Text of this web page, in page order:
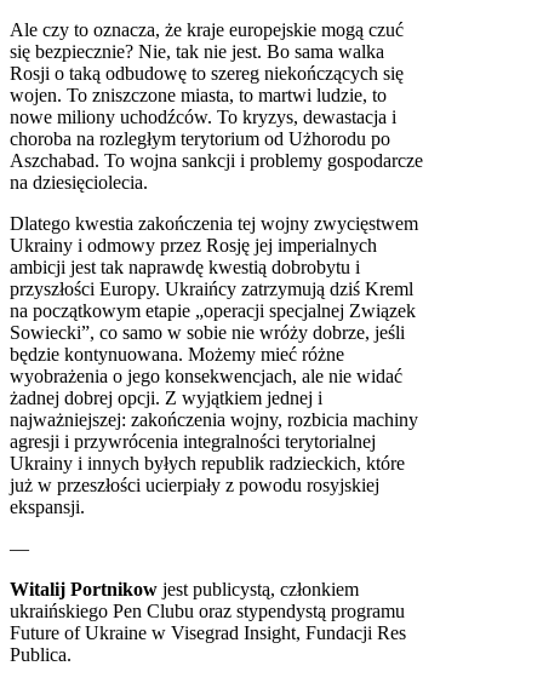
Ale czy to oznacza, że kraje europejskie mogą czuć
się bezpiecznie? Nie, tak nie jest. Bo sama walka
Rosji o taką odbudowę to szereg niekończących się
wojen. To zniszczone miasta, to martwi ludzie, to
nowe miliony uchodźców. To kryzys, dewastacja i
choroba na rozległym terytorium od Użhorodu po
Aszchabad. To wojna sankcji i problemy gospodarcze
na dziesięciolecia.
Dlatego kwestia zakończenia tej wojny zwycięstwem
Ukrainy i odmowy przez Rosję jej imperialnych
ambicji jest tak naprawdę kwestią dobrobytu i
przyszłości Europy. Ukraińcy zatrzymują dziś Kreml
na początkowym etapie „operacji specjalnej Związek
Sowiecki”, co samo w sobie nie wróży dobrze, jeśli
będzie kontynuowana. Możemy mieć różne
wyobrażenia o jego konsekwencjach, ale nie widać
żadnej dobrej opcji. Z wyjątkiem jednej i
najważniejszej: zakończenia wojny, rozbicia machiny
agresji i przywrócenia integralności terytorialnej
Ukrainy i innych byłych republik radzieckich, które
już w przeszłości ucierpiały z powodu rosyjskiej
ekspansji.
—
Witalij Portnikow jest publicystą, członkiem
ukraińskiego Pen Clubu oraz stypendystą programu
Future of Ukraine w Visegrad Insight, Fundacji Res
Publica.